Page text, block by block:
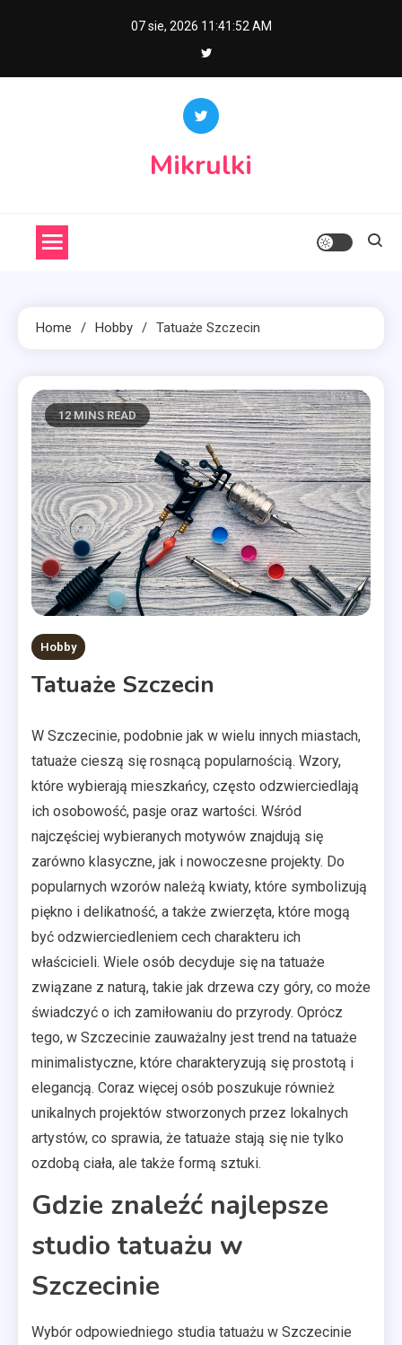
07 sie, 2026 11:41:52 AM
Mikrulki
Home Hobby Tatuaże Szczecin
12 MINS READ
Hobby
Tatuaże Szczecin
W Szczecinie, podobnie jak w wielu innych miastach,
tatuaże cieszą się rosnącą popularnością. Wzory,
które wybierają mieszkańcy, często odzwierciedlają
ich osobowość, pasje oraz wartości. Wśród
najczęściej wybieranych motywów znajdują się
zarówno klasyczne, jak i nowoczesne projekty. Do
popularnych wzorów należą kwiaty, które symbolizują
piękno i delikatność, a także zwierzęta, które mogą
być odzwierciedleniem cech charakteru ich
właścicieli. Wiele osób decyduje się na tatuaże
związane z naturą, takie jak drzewa czy góry, co może
świadczyć o ich zamiłowaniu do przyrody. Oprócz
tego, w Szczecinie zauważalny jest trend na tatuaże
minimalistyczne, które charakteryzują się prostotą i
elegancją. Coraz więcej osób poszukuje również
unikalnych projektów stworzonych przez lokalnych
artystów, co sprawia, że tatuaże stają się nie tylko
ozdobą ciała, ale także formą sztuki.
Gdzie znaleźć najlepsze
studio tatuażu w
Szczecinie
Wybór odpowiedniego studia tatuażu w Szczecinie